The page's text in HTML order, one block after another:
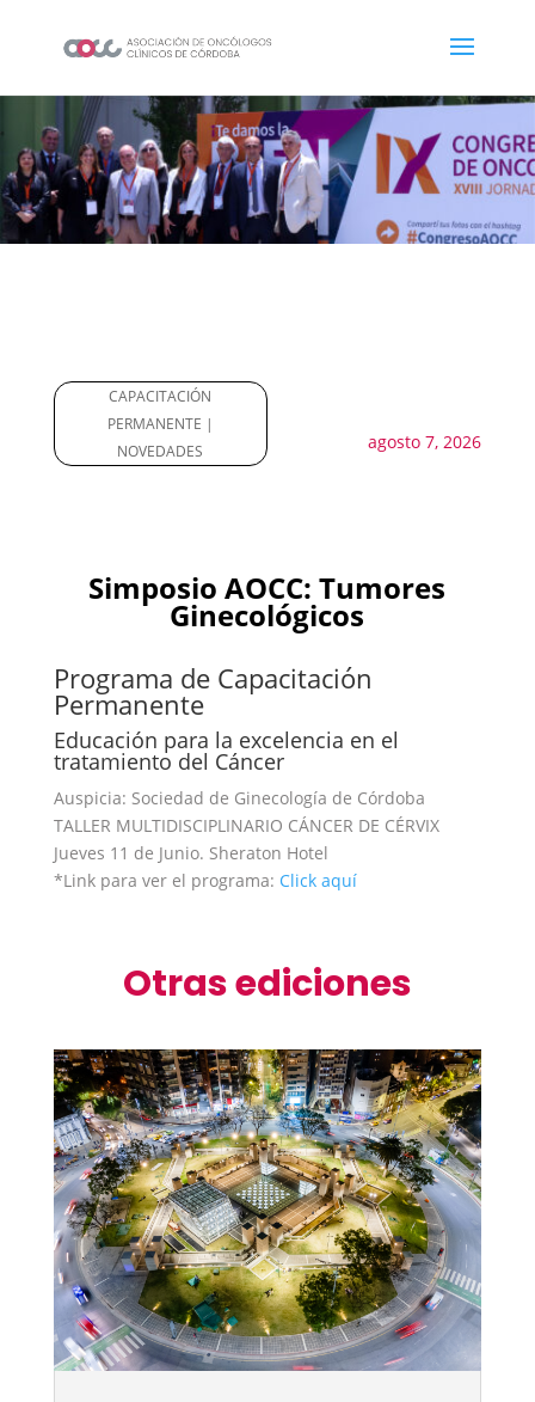
CAPACITACIÓN
PERMANENTE |
NOVEDADES
agosto 7, 2026
Simposio AOCC: Tumores
Ginecológicos
Programa de Capacitación
Permanente
Educación para la excelencia en el
tratamiento del Cáncer
Auspicia: Sociedad de Ginecología de Córdoba
TALLER MULTIDISCIPLINARIO CÁNCER DE CÉRVIX
Jueves 11 de Junio. Sheraton Hotel
*Link para ver el programa: Click aquí
Otras ediciones